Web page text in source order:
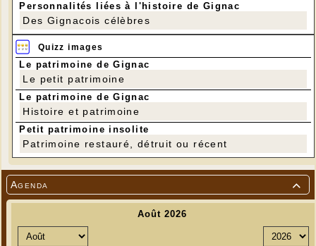

Agenda
Personnalités liées à l'histoire de Gignac
Des Gignacois célèbres
Quizz images
Le patrimoine de Gignac
Le petit patrimoine
Le patrimoine de Gignac
Histoire et patrimoine
Petit patrimoine insolite
Patrimoine restauré, détruit ou récent